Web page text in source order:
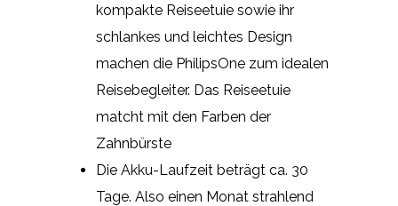
kompakte Reiseetuie sowie ihr
schlankes und leichtes Design
machen die PhilipsOne zum idealen
Reisebegleiter. Das Reiseetuie
matcht mit den Farben der
Zahnbürste
Die Akku-Laufzeit beträgt ca. 30
Tage. Also einen Monat strahlend